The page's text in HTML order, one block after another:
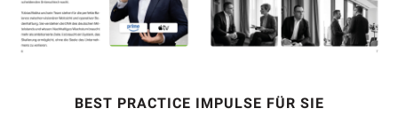
BEST PRACTICE IMPULSE FÜR SIE